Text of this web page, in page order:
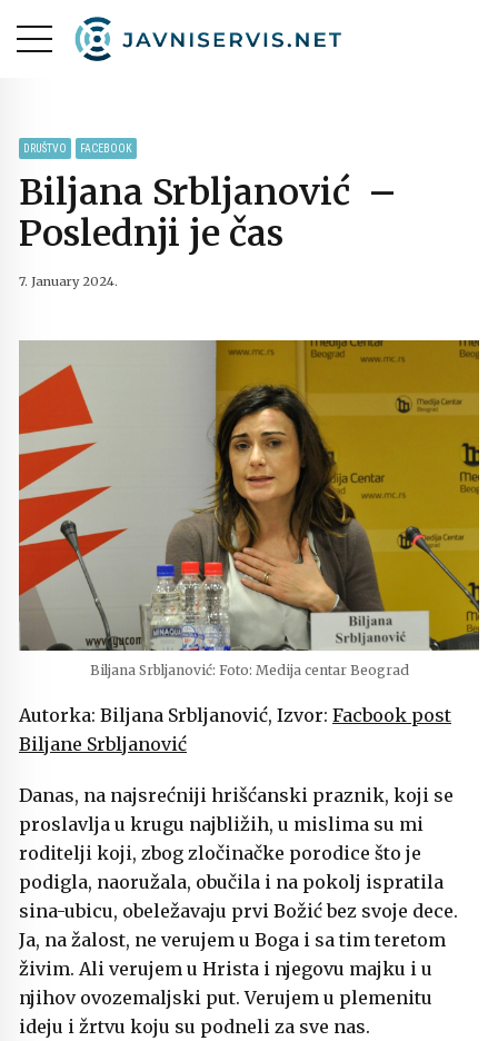
DRUŠTVO FACEBOOK
Biljana Srbljanović –
Poslednji je čas
7. January 2024.
Biljana Srbljanović: Foto: Medija centar Beograd
Autorka: Biljana Srbljanović, Izvor: Facbook post
Biljane Srbljanović
Danas, na najsrećniji hrišćanski praznik, koji se
proslavlja u krugu najbližih, u mislima su mi
roditelji koji, zbog zločinačke porodice što je
podigla, naoružala, obučila i na pokolj ispratila
sina-ubicu, obeležavaju prvi Božić bez svoje dece.
Ja, na žalost, ne verujem u Boga i sa tim teretom
živim. Ali verujem u Hrista i njegovu majku i u
njihov ovozemaljski put. Verujem u plemenitu
ideju i žrtvu koju su podneli za sve nas.